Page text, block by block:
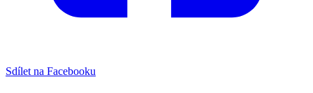
Sdílet na Facebooku